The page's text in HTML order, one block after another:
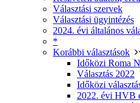
Választási szervek
Választási ügyintézés
2024. évi általános
*
Korábbi választások
Időközi Roma
Választás 2022
Időközi
2022. évi HVB